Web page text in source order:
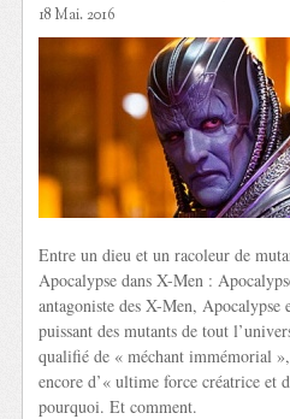
18 Mai. 2016
Entre un dieu et un racoleur de
Apocalypse dans X-Men :
antagoniste des X-Men,
puissant des mutants de tout
qualifié de « méchant immémorial
encore d’« ultime force créatrice et
pourquoi. Et comment.